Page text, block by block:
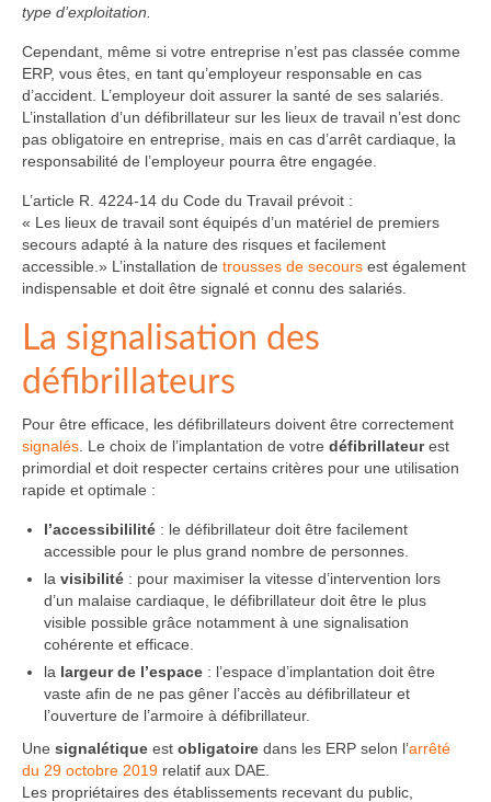
type d’exploitation.
Cependant, même si votre entreprise n’est pas classée comme
ERP, vous êtes, en tant qu’employeur responsable en cas
d’accident. L’employeur doit assurer la santé de ses salariés.
L’installation d’un défibrillateur sur les lieux de travail n’est donc
pas obligatoire en entreprise, mais en cas d’arrêt cardiaque, la
responsabilité de l’employeur pourra être engagée.
L’article R. 4224-14 du Code du Travail prévoit :
« Les lieux de travail sont équipés d’un matériel de premiers
secours adapté à la nature des risques et facilement
accessible.» L’installation de trousses de secours est également
indispensable et doit être signalé et connu des salariés.
La signalisation des
défibrillateurs
Pour être efficace, les défibrillateurs doivent être correctement
signalés . Le choix de l’implantation de votre défibrillateurest
primordial et doit respecter certains critères pour une utilisation
rapide et optimale :
l’accessibililité : le défibrillateur doit être facilement
accessible pour le plus grand nombre de personnes.
la visibilité : pour maximiser la vitesse d’intervention lors
d’un malaise cardiaque, le défibrillateur doit être le plus
visible possible grâce notamment à une signalisation
cohérente et efficace.
la largeur de l’espace : l’espace d’implantation doit être
vaste afin de ne pas gêner l’accès au défibrillateur et
l’ouverture de l’armoire à défibrillateur.
Une signalétique est obligatoire dans les ERP selon l’arrêté
du 29 octobre 2019 relatif aux DAE.
Les propriétaires des établissements recevant du public,